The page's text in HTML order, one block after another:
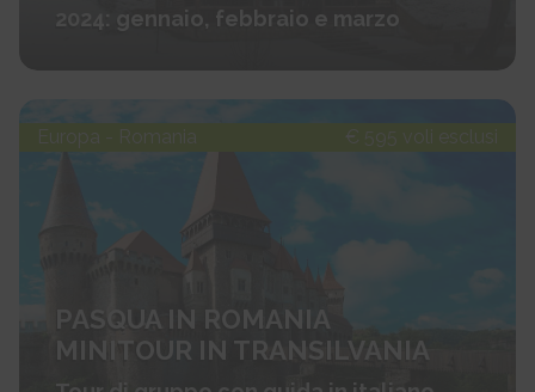
2024: gennaio, febbraio e marzo
Europa - Romania € 595 voli esclusi
PASQUA IN ROMANIA
MINITOUR IN TRANSILVANIA